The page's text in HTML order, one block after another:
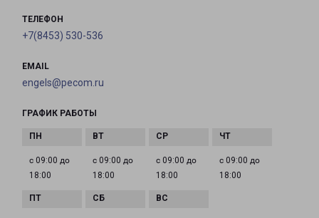
ТЕЛЕФОН
+7(8453) 530-536
EMAIL
engels@pecom.ru
ГРАФИК РАБОТЫ
с 09:00 до
18:00
с 09:00 до
18:00
с 09:00 до
18:00
с 09:00 до
18:00